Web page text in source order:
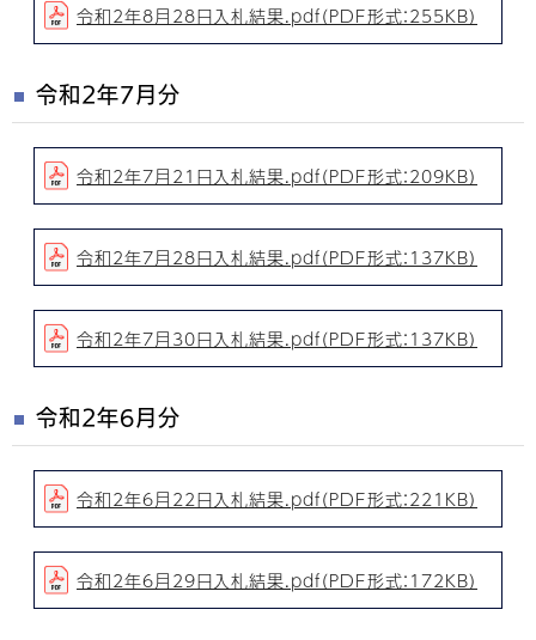
令和2年8月28日入札結果.pdf（PDF形式：255KB）
令和2年7月分
令和2年7月21日入札結果.pdf（PDF形式：209KB）
令和2年7月28日入札結果.pdf（PDF形式：137KB）
令和2年7月30日入札結果.pdf（PDF形式：137KB）
令和2年6月分
令和2年6月22日入札結果.pdf（PDF形式：221KB）
令和2年6月29日入札結果.pdf（PDF形式：172KB）